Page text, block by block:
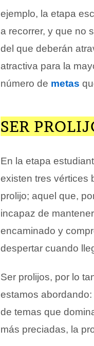
ejemplo, la etapa
a recorrer, y que no
del que deberán
atractiva para la
número de metas
SER
En la etapa
existen tres vértices
prolijo; aquel que,
incapaz de
encaminado y
despertar cuando
Ser prolijos, por lo
estamos
de temas que
más preciadas, la